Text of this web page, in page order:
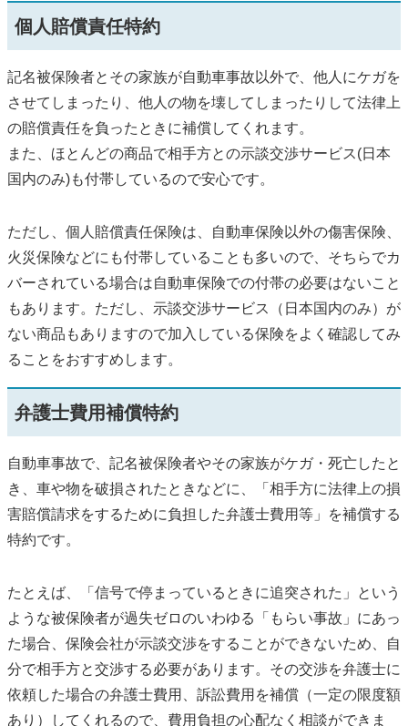
個人賠償責任特約
記名被保険者とその家族が自動車事故以外で、他人にケガを
させてしまったり、他人の物を壊してしまったりして法律上
の賠償責任を負ったときに補償してくれます。
また、ほとんどの商品で相手方との示談交渉サービス(日本
国内のみ)も付帯しているので安心です。
ただし、個人賠償責任保険は、自動車保険以外の傷害保険、
火災保険などにも付帯していることも多いので、そちらでカ
バーされている場合は自動車保険での付帯の必要はないこと
もあります。ただし、示談交渉サービス（日本国内のみ）が
ない商品もありますので加入している保険をよく確認してみ
ることをおすすめします。
弁護士費用補償特約
自動車事故で、記名被保険者やその家族がケガ・死亡したと
き、車や物を破損されたときなどに、「相手方に法律上の損
害賠償請求をするために負担した弁護士費用等」を補償する
特約です。
たとえば、「信号で停まっているときに追突された」という
ような被保険者が過失ゼロのいわゆる「もらい事故」にあっ
た場合、保険会社が示談交渉をすることができないため、自
分で相手方と交渉する必要があります。その交渉を弁護士に
依頼した場合の弁護士費用、訴訟費用を補償（一定の限度額
あり）してくれるので、費用負担の心配なく相談ができま